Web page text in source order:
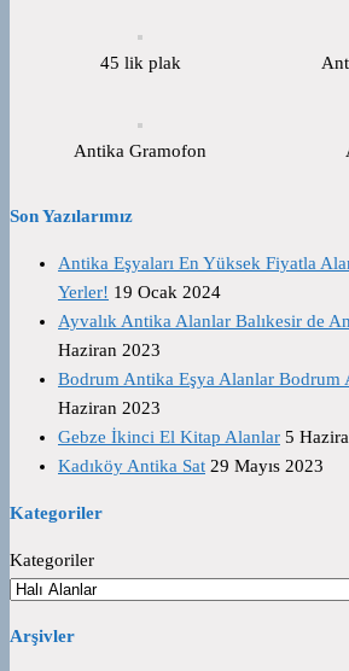
45 lik plak
Antika Gramofon
Son Yazılarımız
Antika Eşyaları En Yüksek Fiyatla
Yerler! 19 Ocak 2024
Ayvalık Antika Alanlar Balıkesir de
Haziran 2023
Bodrum Antika Eşya Alanlar Bodrum
Haziran 2023
Gebze İkinci El Kitap Alanlar 5
Kadıköy Antika Sat 29 Mayıs 2023
Kategoriler
Kategoriler
Arşivler